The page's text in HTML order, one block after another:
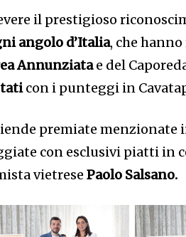
il prestigioso
angolo d’Italia, che
Annunziatae del
con i punteggi in
premiate
con esclusivi piatti in
vietrese Paolo Salsano.